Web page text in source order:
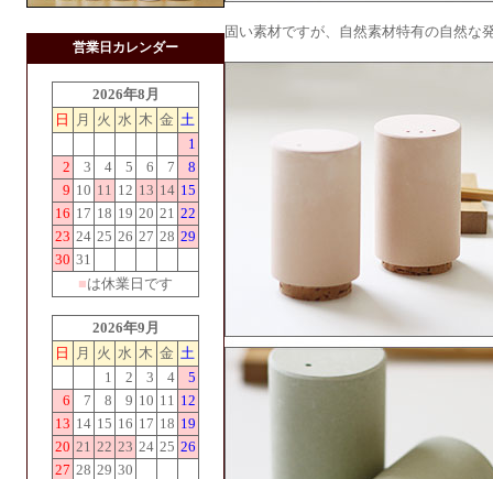
営業日カレンダー
2026年8月
日
月 火 水 木 金 土
1
2
3 4 5 6 7
8
9 10 11 12 13 14 15
16 17 18 19 20 21 22
23 24 25 26 27 28 29
30 31
■は休業日です
2026年9月
日
月 火 水 木 金 土
1
2 3 4
5
6
7 8 9 10 11 12
13 14 15 16 17 18 19
20 21 22 23 24 25 26
27 28 29 30
固い素材ですが、自然素材特有の自然な